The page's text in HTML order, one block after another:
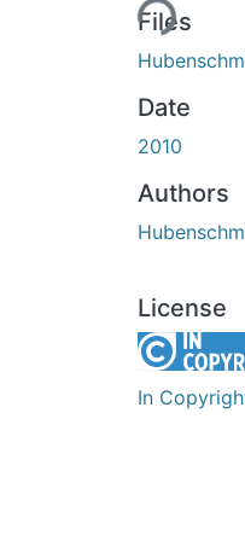
Files
Date
2010
Authors
License
In